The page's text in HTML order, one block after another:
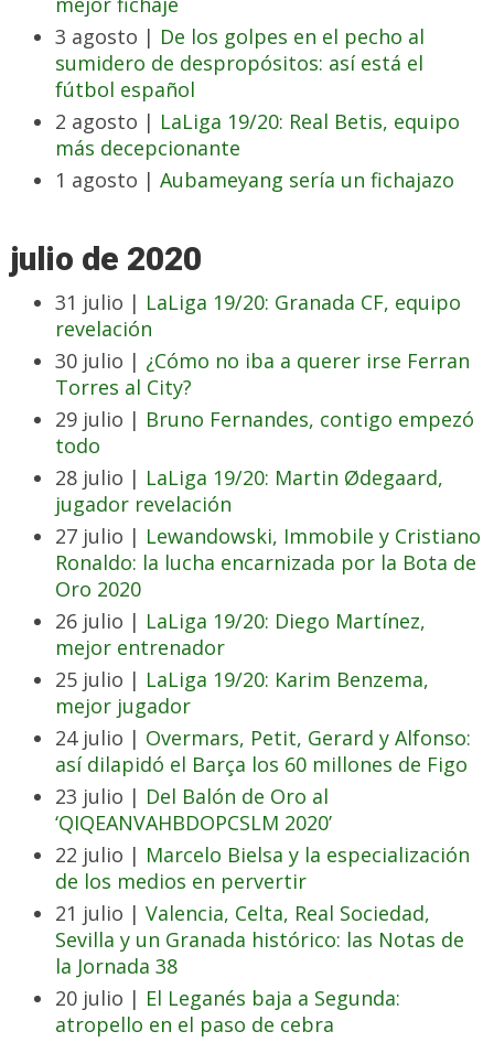
3 agosto | De los golpes en el pecho al
sumidero de despropósitos: así está el
fútbol español
2 agosto | LaLiga 19/20: Real Betis, equipo
más decepcionante
1 agosto | Aubameyang sería un fichajazo
julio de 2020
31 julio | LaLiga 19/20: Granada CF, equipo
revelación
30 julio | ¿Cómo no iba a querer irse Ferran
Torres al City?
29 julio | Bruno Fernandes, contigo empezó
todo
28 julio | LaLiga 19/20: Martin Ødegaard,
jugador revelación
27 julio | Lewandowski, Immobile y Cristiano
Ronaldo: la lucha encarnizada por la Bota de
Oro 2020
26 julio | LaLiga 19/20: Diego Martínez,
mejor entrenador
25 julio | LaLiga 19/20: Karim Benzema,
mejor jugador
24 julio | Overmars, Petit, Gerard y Alfonso:
así dilapidó el Barça los 60 millones de Figo
23 julio | Del Balón de Oro al
‘QIQEANVAHBDOPCSLM 2020’
22 julio | Marcelo Bielsa y la especialización
de los medios en pervertir
21 julio | Valencia, Celta, Real Sociedad,
Sevilla y un Granada histórico: las Notas de
la Jornada 38
20 julio | El Leganés baja a Segunda:
atropello en el paso de cebra